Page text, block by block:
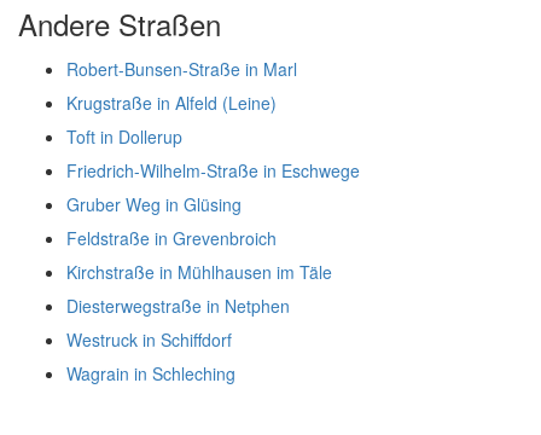
Andere Straßen
Robert-Bunsen-Straße in Marl
Krugstraße in Alfeld (Leine)
Toft in Dollerup
Friedrich-Wilhelm-Straße in Eschwege
Gruber Weg in Glüsing
Feldstraße in Grevenbroich
Kirchstraße in Mühlhausen im Täle
Diesterwegstraße in Netphen
Westruck in Schiffdorf
Wagrain in Schleching